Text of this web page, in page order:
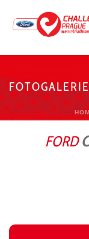
FOTOGALERIE
FORD